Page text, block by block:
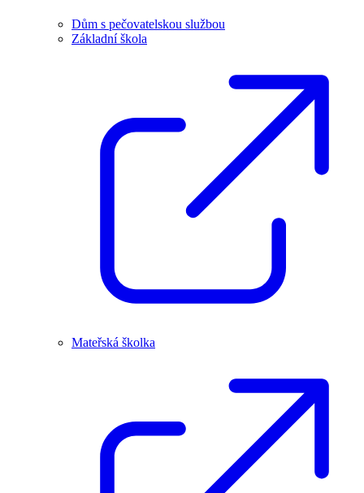
Dům s pečovatelskou službou
Základní škola
Mateřská školka